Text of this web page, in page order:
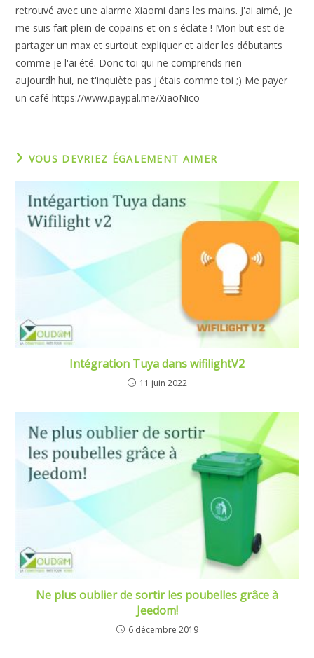
retrouvé avec une alarme Xiaomi dans les mains. J'ai aimé, je
me suis fait plein de copains et on s'éclate ! Mon but est de
partager un max et surtout expliquer et aider les débutants
comme je l'ai été. Donc toi qui ne comprends rien
aujourdh'hui, ne t'inquiète pas j'étais comme toi ;) Me payer
un café https://www.paypal.me/XiaoNico
VOUS DEVRIEZ ÉGALEMENT AIMER
Intégration Tuya dans wifilightV2
11 juin 2022
Ne plus oublier de sortir les poubelles grâce à
Jeedom!
6 décembre 2019